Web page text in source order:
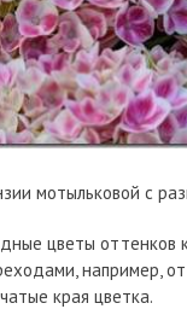
мотыльковой с
цветы оттенков
например,
края цветка.